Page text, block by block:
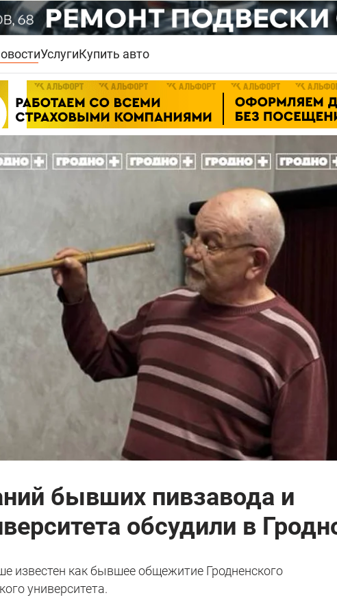
УслугиКупить авто
бывших пивзавода и
обсудили в
известен как бывшее общежитие Гродненского
университета.